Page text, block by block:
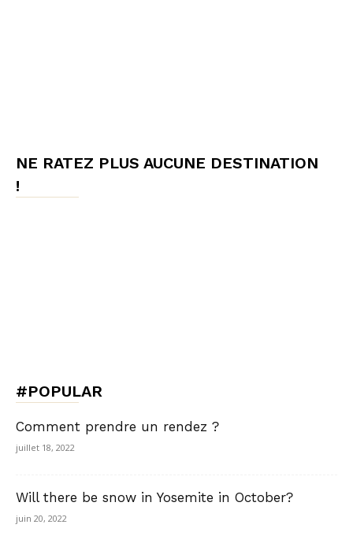
NE RATEZ PLUS AUCUNE DESTINATION
!
#POPULAR
Comment prendre un rendez ?
juillet 18, 2022
Will there be snow in Yosemite in October?
juin 20, 2022